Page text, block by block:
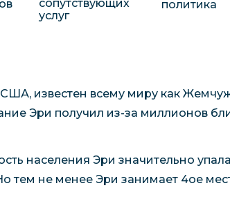
сопутствующих
услуг
политика
известен всему миру как
Эри получил из-за миллионов
населения Эри значительно
тем не менее Эри занимает 4ое